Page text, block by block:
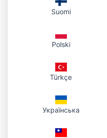
ritratti, loghi e altro.
remove-background
Suomi
Polski
Türkçe
Українська